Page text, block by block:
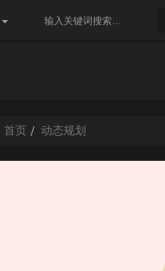
首页 动态规划